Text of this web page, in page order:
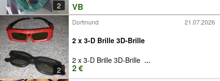
2 VB
2
Dortmund 21.07.2026
2 x 3-D Brille 3D-Brille
2 x 3-D Brille 3D-Brille ...
2 €